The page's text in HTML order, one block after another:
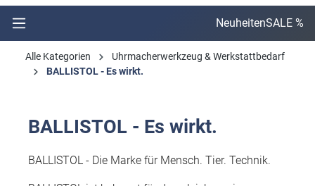
NeuheitenSALE %
Alle Kategorien
Uhrmacherwerkzeug & Werkstattbedarf
BALLISTOL - Es wirkt.
BALLISTOL - Es wirkt.
BALLISTOL - Die Marke für Mensch. Tier. Technik.